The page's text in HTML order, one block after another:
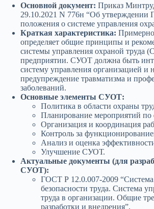
Основной документ: Приказ
29.10.2021 N 776н “Об утверждении
положения о системе управления
Краткая характеристика:
определяет общие принципы и
системы управления охраной труда
предприятии. СУОТ должна быть
систему управления организацией и
предупреждение травматизма и
заболеваний.
Основные элементы СУОТ:
Политика в области охраны
Планирование мероприятий по
Организация и координация
Контроль за
Анализ и оценка
Улучшение СУОТ.
Актуальные документы (для
СУОТ):
ГОСТ Р 12.0.007-2009 “Система
безопасности труда. Система
труда в организации. Общие
разработки и внедрения”.